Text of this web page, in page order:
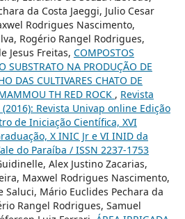
da Costa Jaeggi, Julio Cesar
Rodrigues Nascimento,
Rogério Rangel Rodrigues,
Jesus Freitas, COMPOSTOS
SUBSTRATO NA PRODUÇÃO DE
DAS CULTIVARES CHATO DE
TH RED ROCK , Revista
Revista Univap online Edição
de Iniciação Científica, XVI
X INIC Jr e VI INID da
do Paraíba / ISSN 2237-1753
Alex Justino Zacarias,
Maxwel Rodrigues Nascimento,
Saluci, Mário Euclides Pechara da
Rangel Rodrigues, Samuel